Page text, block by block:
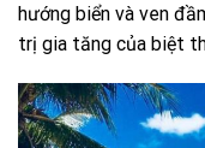
hướng biển và ven
trị gia tăng của biệt